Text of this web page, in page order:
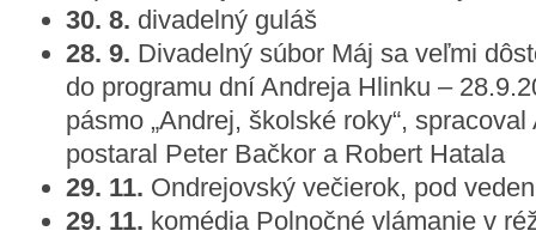
30. 8. divadelný guláš
28. 9. Divadelný súbor Máj sa veľmi
do programu dní Andreja Hlinku –
pásmo „Andrej, školské roky“,
postaral Peter Bačkor a Robert Hatala
29. 11. Ondrejovský večierok, pod
29. 11. komédia Polnočné vlámanie v